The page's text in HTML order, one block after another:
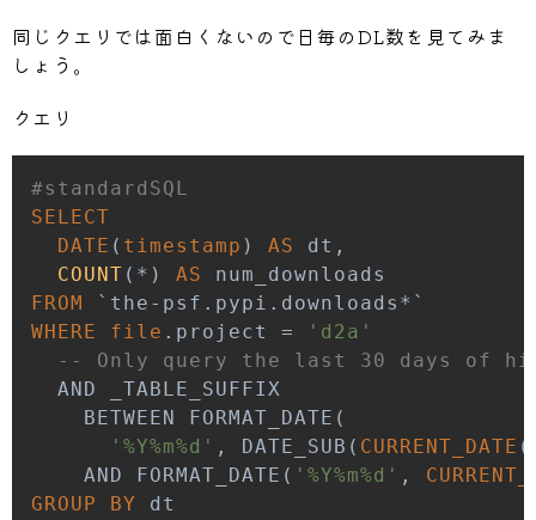
同じクエリでは面白くないので日毎のDL数を見てみま
しょう。
クエリ
#standardSQL
SELECT
DATE ( timestamp ) AS dt ,
COUNT ( * ) AS
FROM
` the - psf . pypi . downloads * `
WHERE
file . project =
'd2a'
-- Only query the last 30 days of
AND
BETWEEN
FORMAT_DATE (
'%Y%m%d' , DATE_SUB ( CURRENT_DATE (
AND
FORMAT_DATE ( '%Y%m%d' ,
GROUP
BY